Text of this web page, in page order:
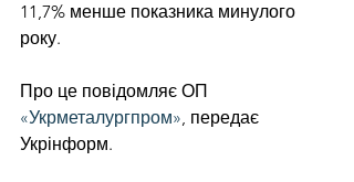
11,7% менше показника минулого
року.
Про це повідомляє ОП
«Укрметалургпром», передає
Укрінформ.